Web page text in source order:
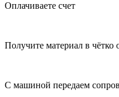
Оплачиваете счет
Получите материал в чётко
С машиной передаем